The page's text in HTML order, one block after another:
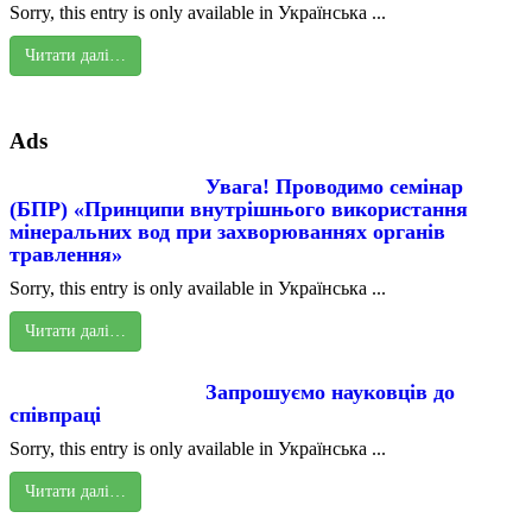
Sorry, this entry is only available in Українська ...
Читати далі…
Ads
Увага! Проводимо семінар
(БПР) «Принципи внутрішнього використання
мінеральних вод при захворюваннях органів
травлення»
Sorry, this entry is only available in Українська ...
Читати далі…
Запрошуємо науковців до
співпраці
Sorry, this entry is only available in Українська ...
Читати далі…